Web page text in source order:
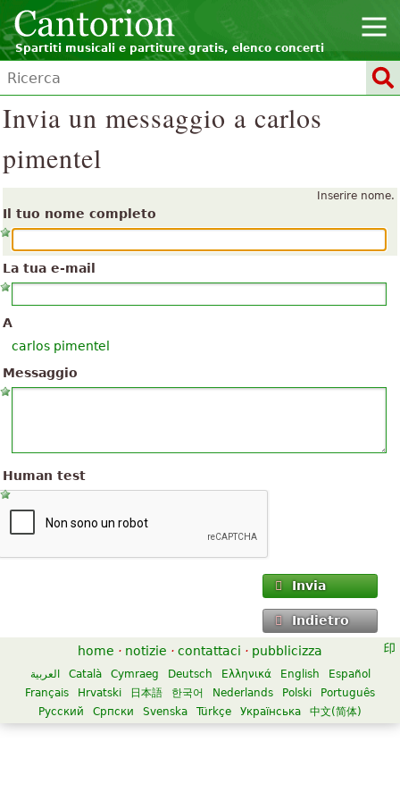
Spartiti musicali e partiture gratis, elenco concerti
Invia un messaggio a carlos
pimentel
Inserire nome.
Il tuo nome completo
La tua e-mail
A
carlos pimentel
Messaggio
Human test
Invia
Indietro
home · notizie · contattaci · pubblicizza
العربية Català Cymraeg Deutsch Ελληνικά English
Español
Français
Hrvatski 日本語 한국어 Nederlands Polski
Português
Русский
Српски Svenska Türkçe Українська 中文(简体)